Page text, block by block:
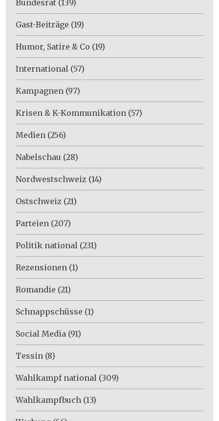
Bundesrat (139)
Gast-Beiträge (19)
Humor, Satire & Co (19)
International (57)
Kampagnen (97)
Krisen & K-Kommunikation (57)
Medien (256)
Nabelschau (28)
Nordwestschweiz (14)
Ostschweiz (21)
Parteien (207)
Politik national (231)
Rezensionen (1)
Romandie (21)
Schnappschüsse (1)
Social Media (91)
Tessin (8)
Wahlkampf national (309)
Wahlkampfbuch (13)